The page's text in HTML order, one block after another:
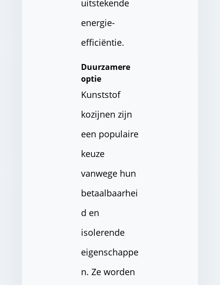
uitstekende
energie-
efficiëntie.
Duurzamere
optie
Kunststof
kozijnen zijn
een populaire
keuze
vanwege hun
betaalbaarhei
d en
isolerende
eigenschappe
n. Ze worden